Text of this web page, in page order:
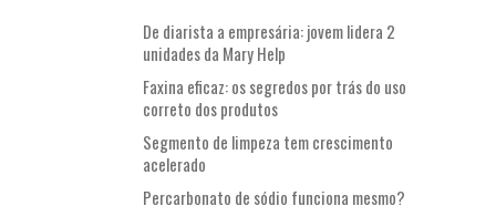
De diarista a empresária: jovem lidera 2
unidades da Mary Help
Faxina eficaz: os segredos por trás do uso
correto dos produtos
Segmento de limpeza tem crescimento
acelerado
Percarbonato de sódio funciona mesmo?